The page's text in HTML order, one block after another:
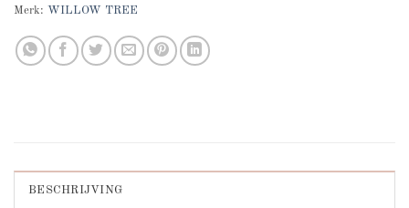
Merk: WILLOW TREE
BESCHRIJVING